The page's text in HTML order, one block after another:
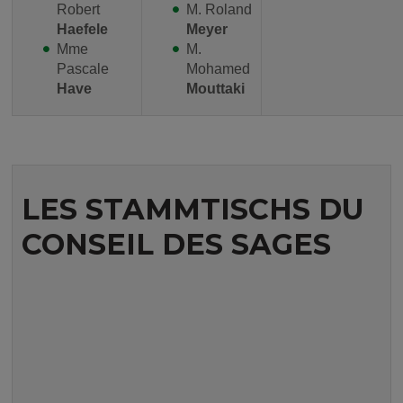
Robert
Haefele
Mme
Pascale
Have
M. Roland
Meyer
M.
Mohamed
Mouttaki
LES STAMMTISCHS DU
CONSEIL DES SAGES